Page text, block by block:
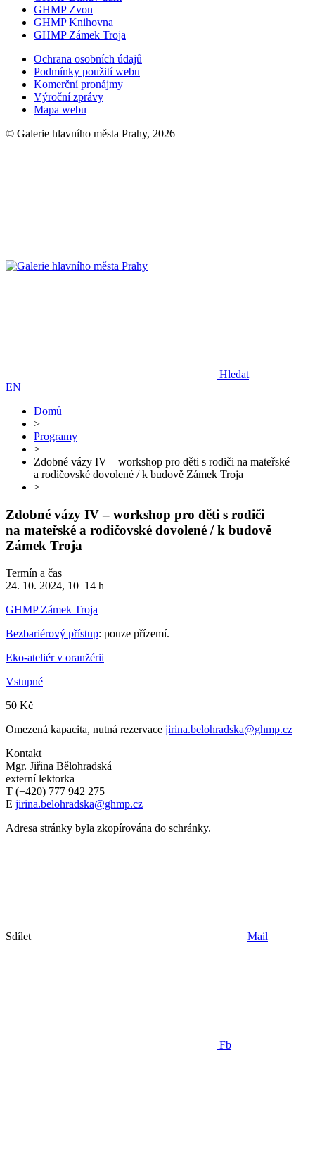
GHMP Zvon
GHMP Knihovna
GHMP Zámek Troja
Ochrana osobních údajů
Podmínky použití webu
Komerční pronájmy
Výroční zprávy
Mapa webu
© Galerie hlavního města Prahy, 2026
Hledat
EN
Domů
>
Programy
>
Zdobné vázy IV – workshop pro děti s rodiči na mateřské
a rodičovské dovolené / k budově Zámek Troja
>
Zdobné vázy IV – workshop pro děti s rodiči
na mateřské a rodičovské dovolené / k budově
Zámek Troja
Termín a čas
24. 10. 2024, 10–14 h
GHMP Zámek Troja
Bezbariérový přístup: pouze přízemí.
Eko-ateliér v oranžérii
Vstupné
50 Kč
Omezená kapacita, nutná rezervace jirina.belohradska@ghmp.cz
Kontakt
Mgr. Jiřina Bělohradská
externí lektorka
T (+420) 777 942 275
E jirina.belohradska@ghmp.cz
Adresa stránky byla zkopírována do schránky.
Sdílet Mail
Fb